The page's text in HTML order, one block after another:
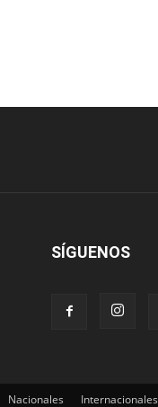
SÍGUENOS
Nacionales Internacionales